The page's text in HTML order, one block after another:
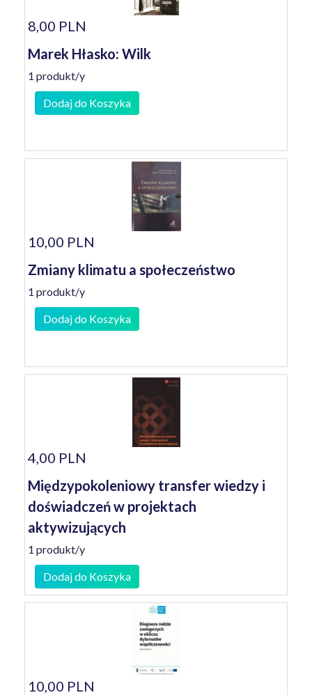
8,00 PLN
Marek Hłasko: Wilk
1 produkt/y
Dodaj do Koszyka
10,00 PLN
Zmiany klimatu a społeczeństwo
1 produkt/y
Dodaj do Koszyka
4,00 PLN
Międzypokoleniowy transfer wiedzy i
doświadczeń w projektach
aktywizujących
1 produkt/y
Dodaj do Koszyka
10,00 PLN